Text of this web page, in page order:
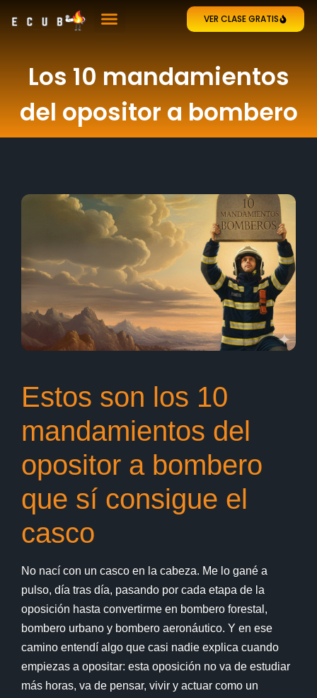
VER CLASE GRATIS
Los 10 mandamientos
del opositor a bombero
Estos son los 10
mandamientos del
opositor a bombero
que sí consigue el
casco
No nací con un casco en la cabeza. Me lo gané a
pulso, día tras día, pasando por cada etapa de la
oposición hasta convertirme en bombero forestal,
bombero urbano y bombero aeronáutico. Y en ese
camino entendí algo que casi nadie explica cuando
empiezas a opositar: esta oposición no va de estudiar
más horas, va de pensar, vivir y actuar como un